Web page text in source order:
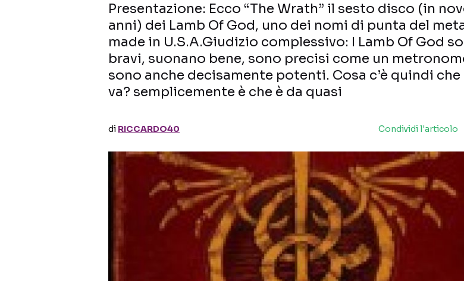
Presentazione: Ecco “The Wrath” il sesto disco (in
anni) dei Lamb Of God, uno dei nomi di punta del
made in U.S.A.Giudizio complessivo: I Lamb Of God
bravi, suonano bene, sono precisi come un
sono anche decisamente potenti. Cosa c’è quindi che
va? semplicemente è che è da quasi
di RICCARDO40 Condividi l'articolo